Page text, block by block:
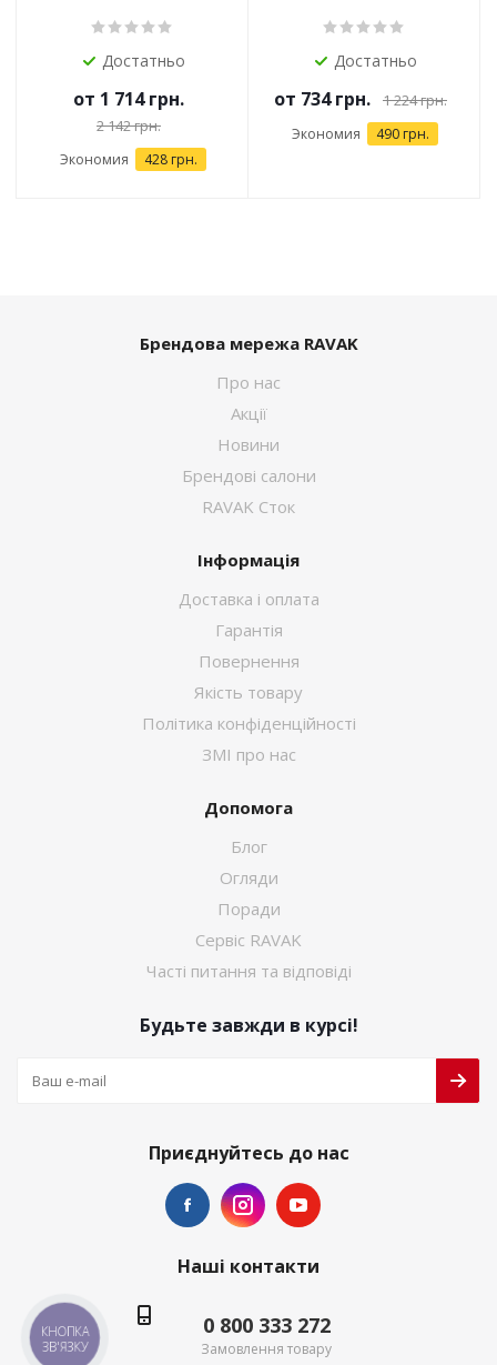
Достатньо
от 1 714 грн.
2 142 грн.
Экономия 428 грн.
Достатньо
от 734 грн. 1 224 грн.
Экономия 490 грн.
Брендова мережа RAVAK
Про нас
Акції
Новини
Брендові салони
RAVAK Сток
Інформація
Доставка і оплата
Гарантія
Повернення
Якість товару
Політика конфіденційності
ЗМІ про нас
Допомога
Блог
Огляди
Поради
Сервіс RAVAK
Часті питання та відповіді
Будьте завжди в курсі!
Приєднуйтесь до нас
Наші контакти
0 800 333 272
Замовлення товару
КНОПКА
ЗВ'ЯЗКУ